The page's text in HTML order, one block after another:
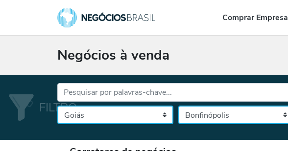
Comprar Empresa
Negócios à venda
Palavras-chave...
Cidade
Selecione o estado, depois a cidade